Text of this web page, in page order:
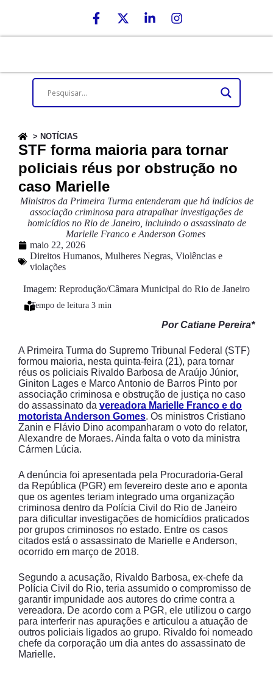
> NOTÍCIAS
STF forma maioria para tornar
policiais réus por obstrução no
caso Marielle
Ministros da Primeira Turma entenderam que há indícios de
associação criminosa para atrapalhar investigações de
homicídios no Rio de Janeiro, incluindo o assassinato de
Marielle Franco e Anderson Gomes
maio 22, 2026
Direitos Humanos, Mulheres Negras, Violências e
violações
Imagem: Reprodução/Câmara Municipal do Rio de Janeiro
Por Catiane Pereira*
A Primeira Turma do Supremo Tribunal Federal (STF)
formou maioria, nesta quinta-feira (21), para tornar
réus os policiais Rivaldo Barbosa de Araújo Júnior,
Giniton Lages e Marco Antonio de Barros Pinto por
associação criminosa e obstrução de justiça no caso
do assassinato da vereadora Marielle Franco e do
motorista Anderson Gomes. Os ministros Cristiano
Zanin e Flávio Dino acompanharam o voto do relator,
Alexandre de Moraes. Ainda falta o voto da ministra
Cármen Lúcia.
A denúncia foi apresentada pela Procuradoria-Geral
da República (PGR) em fevereiro deste ano e aponta
que os agentes teriam integrado uma organização
criminosa dentro da Polícia Civil do Rio de Janeiro
para dificultar investigações de homicídios praticados
por grupos criminosos no estado. Entre os casos
citados está o assassinato de Marielle e Anderson,
ocorrido em março de 2018.
Segundo a acusação, Rivaldo Barbosa, ex-chefe da
Polícia Civil do Rio, teria assumido o compromisso de
garantir impunidade aos autores do crime contra a
vereadora. De acordo com a PGR, ele utilizou o cargo
para interferir nas apurações e articulou a atuação de
outros policiais ligados ao grupo. Rivaldo foi nomeado
chefe da corporação um dia antes do assassinato de
Marielle.